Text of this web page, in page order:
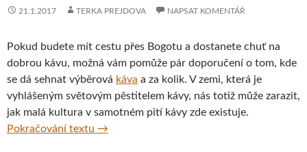
21.1.2017 TERKA PREJDOVA NAPSAT KOMENTÁŘ
Pokud budete mít cestu přes Bogotu a dostanete chuť na
dobrou kávu, možná vám pomůže pár doporučení o tom, kde
se dá sehnat výběrová káva a za kolik. V zemi, která je
vyhlášeným světovým pěstitelem kávy, nás totiž může zarazit,
jak malá kultura v samotném pití kávy zde existuje.
Pokračování textu Kavárny v Bogotě – malý průvodce těmi
→